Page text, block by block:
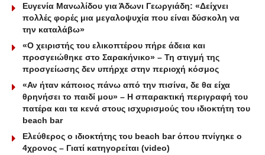
Ευγενία Μανωλίδου για Άδωνι Γεωργιάδη: «Δείχνει
πολλές φορές μια μεγαλοψυχία που είναι δύσκολη να
την καταλάβω»
«Ο χειριστής του ελικοπτέρου πήρε άδεια και
προσγειώθηκε στο Σαρακήνικο» – Τη στιγμή της
προσγείωσης δεν υπήρχε στην περιοχή κόσμος
«Αν ήταν κάποιος πάνω από την πισίνα, δε θα είχα
θρηνήσει το παιδί μου» – Η σπαρακτική περιγραφή του
πατέρα και τα κενά στους ισχυρισμούς του ιδιοκτήτη του
beach bar
Ελεύθερος ο ιδιοκτήτης του beach bar όπου πνίγηκε ο
4χρονος – Γιατί κατηγορείται (video)